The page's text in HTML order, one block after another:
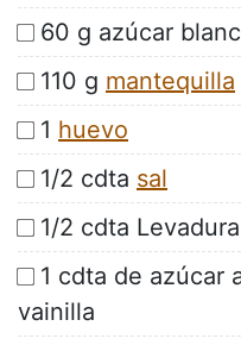
60 g azúcar
110 g mantequilla
1 huevo
1/2 cdta sal
1/2 cdta
1 cdta de azúcar
vainilla